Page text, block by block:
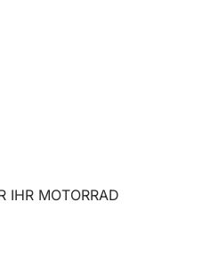
IHR MOTORRAD